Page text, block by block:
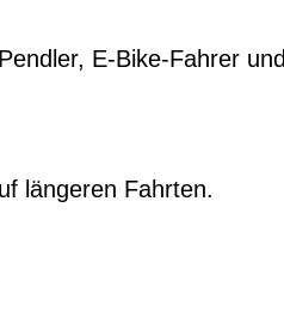
E-Bike-Fahrer und
längeren Fahrten.